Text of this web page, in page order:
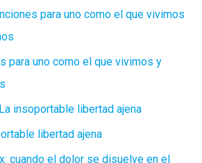
para uno como el que vivimos
para uno como el que vivimos y
La insoportable libertad ajena
libertad ajena
cuando el dolor se disuelve en el